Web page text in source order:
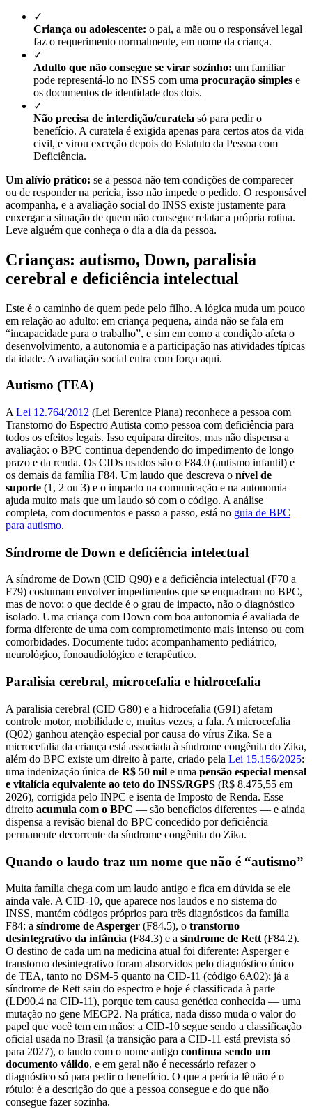
✓
Criança ou adolescente: o pai, a mãe ou o responsável legal
faz o requerimento normalmente, em nome da criança.
✓
Adulto que não consegue se virar sozinho: um familiar
pode representá-lo no INSS com uma procuração simples e
os documentos de identidade dos dois.
✓
Não precisa de interdição/curatela só para pedir o
benefício. A curatela é exigida apenas para certos atos da vida
civil, e virou exceção depois do Estatuto da Pessoa com
Deficiência.
Um alívio prático: se a pessoa não tem condições de comparecer
ou de responder na perícia, isso não impede o pedido. O responsável
acompanha, e a avaliação social do INSS existe justamente para
enxergar a situação de quem não consegue relatar a própria rotina.
Leve alguém que conheça o dia a dia da pessoa.
Crianças: autismo, Down, paralisia
cerebral e deficiência intelectual
Este é o caminho de quem pede pelo filho. A lógica muda um pouco
em relação ao adulto: em criança pequena, ainda não se fala em
“incapacidade para o trabalho”, e sim em como a condição afeta o
desenvolvimento, a autonomia e a participação nas atividades típicas
da idade. A avaliação social entra com força aqui.
Autismo (TEA)
A Lei 12.764/2012 (Lei Berenice Piana) reconhece a pessoa com
Transtorno do Espectro Autista como pessoa com deficiência para
todos os efeitos legais. Isso equipara direitos, mas não dispensa a
avaliação: o BPC continua dependendo do impedimento de longo
prazo e da renda. Os CIDs usados são o F84.0 (autismo infantil) e
os demais da família F84. Um laudo que descreva o nível de
suporte (1, 2 ou 3) e o impacto na comunicação e na autonomia
ajuda muito mais que um laudo só com o código. A análise
completa, com documentos e passo a passo, está no guia de BPC
para autismo.
Síndrome de Down e deficiência intelectual
A síndrome de Down (CID Q90) e a deficiência intelectual (F70 a
F79) costumam envolver impedimentos que se enquadram no BPC,
mas de novo: o que decide é o grau de impacto, não o diagnóstico
isolado. Uma criança com Down com boa autonomia é avaliada de
forma diferente de uma com comprometimento mais intenso ou com
comorbidades. Documente tudo: acompanhamento pediátrico,
neurológico, fonoaudiológico e terapêutico.
Paralisia cerebral, microcefalia e hidrocefalia
A paralisia cerebral (CID G80) e a hidrocefalia (G91) afetam
controle motor, mobilidade e, muitas vezes, a fala. A microcefalia
(Q02) ganhou atenção especial por causa do vírus Zika. Se a
microcefalia da criança está associada à síndrome congênita do Zika,
além do BPC existe um direito à parte, criado pela Lei 15.156/2025:
uma indenização única de R$ 50 mil e uma pensão especial mensal
e vitalícia equivalente ao teto do INSS/RGPS (R$ 8.475,55 em
2026), corrigida pelo INPC e isenta de Imposto de Renda. Esse
direito acumula com o BPC — são benefícios diferentes — e ainda
dispensa a revisão bienal do BPC concedido por deficiência
permanente decorrente da síndrome congênita do Zika.
Quando o laudo traz um nome que não é “autismo”
Muita família chega com um laudo antigo e fica em dúvida se ele
ainda vale. A CID-10, que aparece nos laudos e no sistema do
INSS, mantém códigos próprios para três diagnósticos da família
F84: a síndrome de Asperger (F84.5), o transtorno
desintegrativo da infância (F84.3) e a síndrome de Rett (F84.2).
O destino de cada um na medicina atual foi diferente: Asperger e
transtorno desintegrativo foram absorvidos pelo diagnóstico único
de TEA, tanto no DSM-5 quanto na CID-11 (código 6A02); já a
síndrome de Rett saiu do espectro e hoje é classificada à parte
(LD90.4 na CID-11), porque tem causa genética conhecida — uma
mutação no gene MECP2. Na prática, nada disso muda o valor do
papel que você tem em mãos: a CID-10 segue sendo a classificação
oficial usada no Brasil (a transição para a CID-11 está prevista só
para 2027), o laudo com o nome antigo continua sendo um
documento válido, e em geral não é necessário refazer o
diagnóstico só para pedir o benefício. O que a perícia lê não é o
rótulo: é a descrição do que a pessoa consegue e do que não
consegue fazer sozinha.